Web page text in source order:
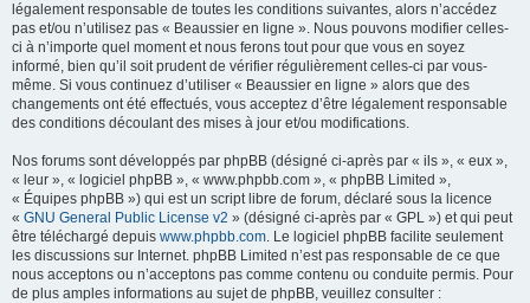
légalement responsable de toutes les conditions suivantes, alors n’accédez
pas et/ou n’utilisez pas « Beaussier en ligne ». Nous pouvons modifier celles-
ci à n’importe quel moment et nous ferons tout pour que vous en soyez
informé, bien qu’il soit prudent de vérifier régulièrement celles-ci par vous-
même. Si vous continuez d’utiliser « Beaussier en ligne » alors que des
changements ont été effectués, vous acceptez d’être légalement responsable
des conditions découlant des mises à jour et/ou modifications.
Nos forums sont développés par phpBB (désigné ci-après par « ils », « eux »,
« leur », « logiciel phpBB », « www.phpbb.com », « phpBB Limited »,
« Équipes phpBB ») qui est un script libre de forum, déclaré sous la licence
« GNU General Public License v2 » (désigné ci-après par « GPL ») et qui peut
être téléchargé depuis www.phpbb.com. Le logiciel phpBB facilite seulement
les discussions sur Internet. phpBB Limited n’est pas responsable de ce que
nous acceptons ou n’acceptons pas comme contenu ou conduite permis. Pour
de plus amples informations au sujet de phpBB, veuillez consulter :